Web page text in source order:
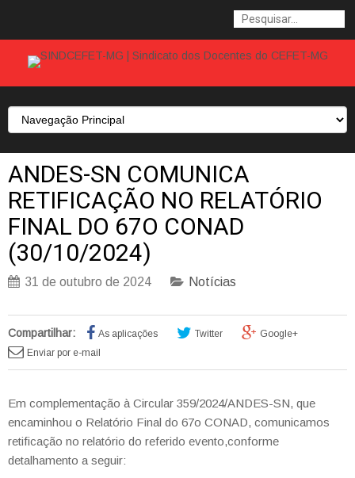
ANDES-SN COMUNICA
RETIFICAÇÃO NO RELATÓRIO
FINAL DO 67O CONAD
(30/10/2024)
31 de outubro de 2024 Notícias
Compartilhar: As aplicações Twitter
Google+
Enviar por e-mail
Em complementação à Circular 359/2024/ANDES-SN, que
encaminhou o Relatório Final do 67o CONAD, comunicamos
retificação no relatório do referido evento,conforme
detalhamento a seguir: